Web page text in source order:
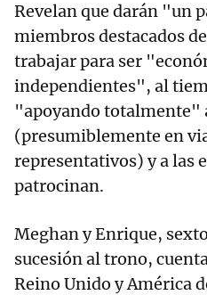
Revelan que darán "un
miembros destacados
trabajar para ser
independientes", al
"apoyando totalmente"
(presumiblemente en
representativos) y a las
patrocinan.
Meghan y Enrique,
sucesión al trono,
Reino Unido y América